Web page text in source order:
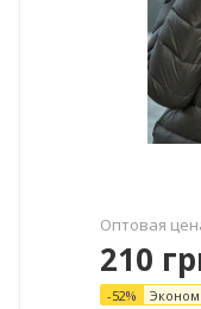
Оптовая
210
-52%